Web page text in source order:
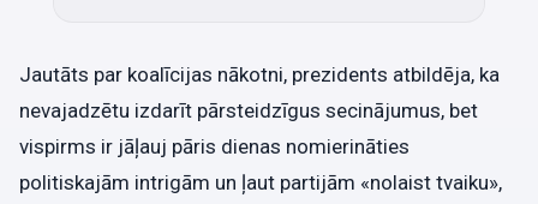
Jautāts par koalīcijas nākotni, prezidents atbildēja, ka
nevajadzētu izdarīt pārsteidzīgus secinājumus, bet
vispirms ir jāļauj pāris dienas nomierināties
politiskajām intrigām un ļaut partijām «nolaist tvaiku»,